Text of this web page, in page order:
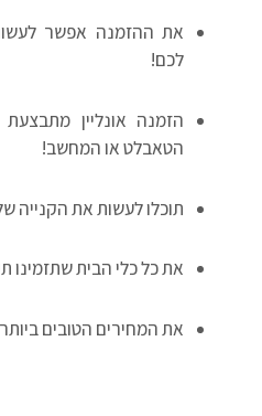
לכם!
הזמנה אונליין
הטאבלט או המחשב!
תוכלו לעשות את הקנייה
את כל כלי הבית שתזמינו
את המחירים הטובים ביותר